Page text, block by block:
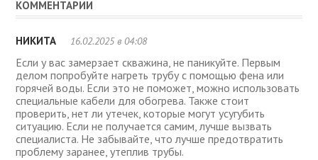
КОММЕНТАРИИ
НИКИТА 16.02.2025 в 04:08
Если у вас замерзает скважина, не паникуйте. Первым
делом попробуйте нагреть трубу с помощью фена или
горячей воды. Если это не поможет, можно использовать
специальные кабели для обогрева. Также стоит
проверить, нет ли утечек, которые могут усугубить
ситуацию. Если не получается самим, лучше вызвать
специалиста. Не забывайте, что лучше предотвратить
проблему заранее, утеплив трубы.